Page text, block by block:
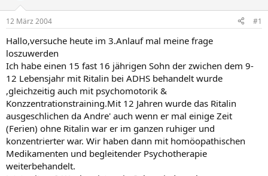
e
r
t
a
12 März 2004 #1
Hallo,versuche heute im 3.Anlauf mal meine frage
loszuwerden
Ich habe einen 15 fast 16 jährigen Sohn der zwichen dem 9-
12 Lebensjahr mit Ritalin bei ADHS behandelt wurde
,gleichzeitig auch mit psychomotorik &
Konzzentrationstraining.Mit 12 Jahren wurde das Ritalin
ausgeschlichen da Andre' auch wenn er mal einige Zeit
(Ferien) ohne Ritalin war er im ganzen ruhiger und
konzentrierter war. Wir haben dann mit homöopathischen
Medikamenten und begleitender Psychotherapie
weiterbehandelt.